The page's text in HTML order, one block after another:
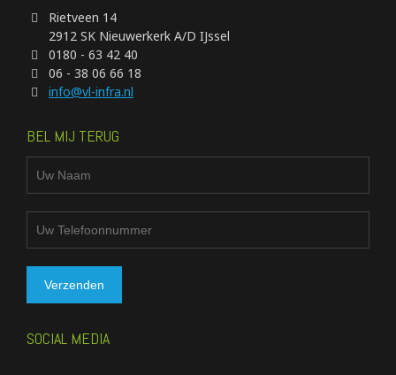
Rietveen 14
2912 SK Nieuwerkerk A/D IJssel
0180 - 63 42 40
06 - 38 06 66 18
info@vl-infra.nl
BEL MIJ TERUG
SOCIAL MEDIA